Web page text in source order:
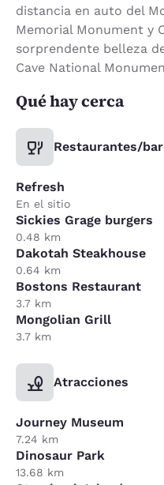
distancia en auto del
Memorial Monument y
sorprendente belleza
Cave National
Qué hay cerca
Restaurantes/
Refresh
En el sitio
Sickies Grage burgers
0.48 km
Dakotah Steakhouse
0.64 km
Bostons Restaurant
3.7 km
Mongolian Grill
3.7 km
Atracciones
Journey Museum
7.24 km
Dinosaur Park
13.68 km